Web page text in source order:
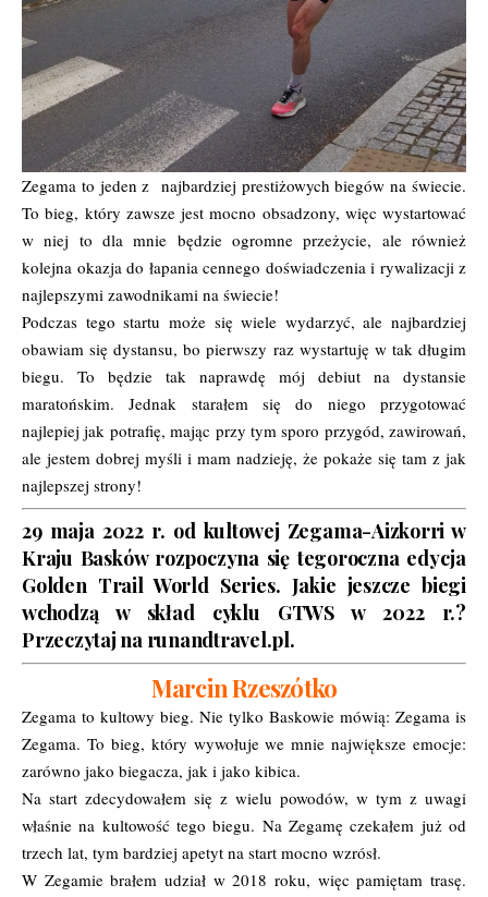
Zegama to jeden z najbardziej prestiżowych biegów na świecie.
To bieg, który zawsze jest mocno obsadzony, więc wystartować
w niej to dla mnie będzie ogromne przeżycie, ale również
kolejna okazja do łapania cennego doświadczenia i rywalizacji z
najlepszymi zawodnikami na świecie!
Podczas tego startu może się wiele wydarzyć, ale najbardziej
obawiam się dystansu, bo pierwszy raz wystartuję w tak długim
biegu. To będzie tak naprawdę mój debiut na dystansie
maratońskim. Jednak starałem się do niego przygotować
najlepiej jak potrafię, mając przy tym sporo przygód, zawirowań,
ale jestem dobrej myśli i mam nadzieję, że pokaże się tam z jak
najlepszej strony!
29 maja 2022 r. od kultowej Zegama-Aizkorri w
Kraju Basków rozpoczyna się tegoroczna edycja
Golden Trail World Series. Jakie jeszcze biegi
wchodzą w skład cyklu GTWS w 2022 r.?
Przeczytaj na runandtravel.pl.
Marcin Rzeszótko
Zegama to kultowy bieg. Nie tylko Baskowie mówią: Zegama is
Zegama. To bieg, który wywołuje we mnie największe emocje:
zarówno jako biegacza, jak i jako kibica.
Na start zdecydowałem się z wielu powodów, w tym z uwagi
właśnie na kultowość tego biegu. Na Zegamę czekałem już od
trzech lat, tym bardziej apetyt na start mocno wzrósł.
W Zegamie brałem udział w 2018 roku, więc pamiętam trasę.